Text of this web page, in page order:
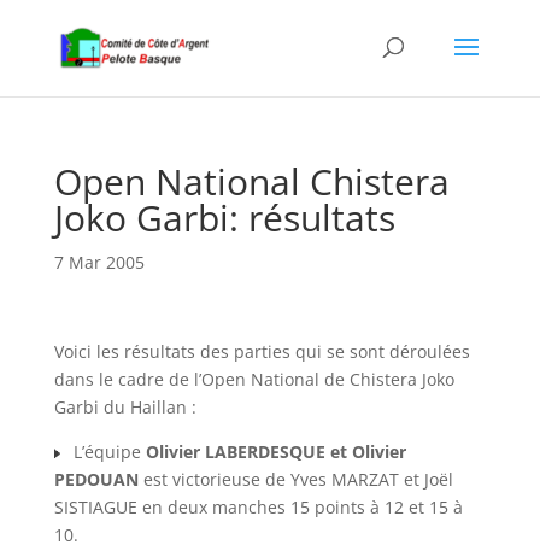
Open National Chistera
Joko Garbi: résultats
7 Mar 2005
Voici les résultats des parties qui se sont déroulées
dans le cadre de l’Open National de Chistera Joko
Garbi du Haillan :
L’équipe Olivier LABERDESQUE et Olivier
PEDOUAN est victorieuse de Yves MARZAT et Joël
SISTIAGUE en deux manches 15 points à 12 et 15 à
10.